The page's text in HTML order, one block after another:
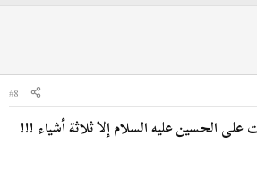
#8
الحسين عليه السلام إلا ثلاثة أشياء !!!